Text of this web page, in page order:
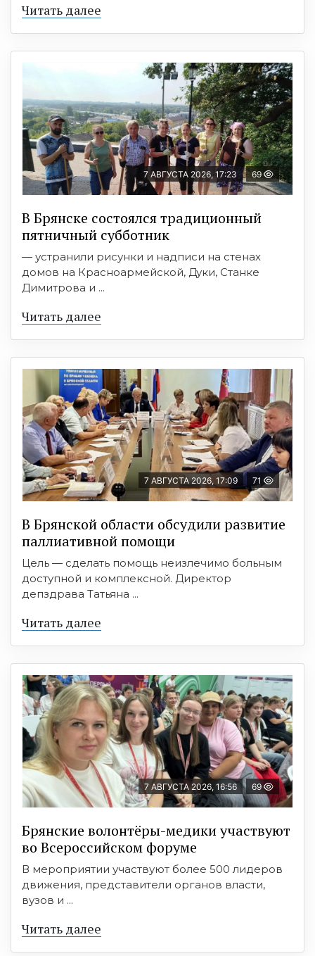
Читать далее
7 АВГУСТА 2026, 17:23 69
В Брянске состоялся традиционный
пятничный субботник
— устранили рисунки и надписи на стенах
домов на Красноармейской, Дуки, Станке
Димитрова и ...
Читать далее
7 АВГУСТА 2026, 17:09 71
В Брянской области обсудили развитие
паллиативной помощи
Цель — сделать помощь неизлечимо больным
доступной и комплексной. Директор
депздрава Татьяна ...
Читать далее
7 АВГУСТА 2026, 16:56 69
Брянские волонтёры-медики участвуют
во Всероссийском форуме
В мероприятии участвуют более 500 лидеров
движения, представители органов власти,
вузов и ...
Читать далее